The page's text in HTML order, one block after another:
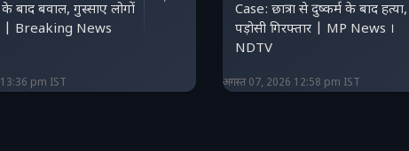
बाद बवाल, गुस्साए लोगों
| Breaking News
pm IST
Case: छात्रा से दुष्कर्म के बाद हत्या,
पड़ोसी गिरफ्तार | MP News ।
NDTV
अगस्त 07, 2026 12:58 pm IST